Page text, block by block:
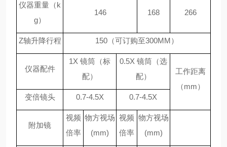
仪器重量（k
g）
146 168 266
Z轴升降行程 150 （可订购至300MM）
仪器配件
1X 镜筒（标
配）
0.5X 镜筒（选
配）
工作距离
（mm）
变倍镜头
0.7-4.5X 0.7-4.5X
附加镜
视频
倍率
物方视场
(mm)
视频
倍率
物方视场
(mm)